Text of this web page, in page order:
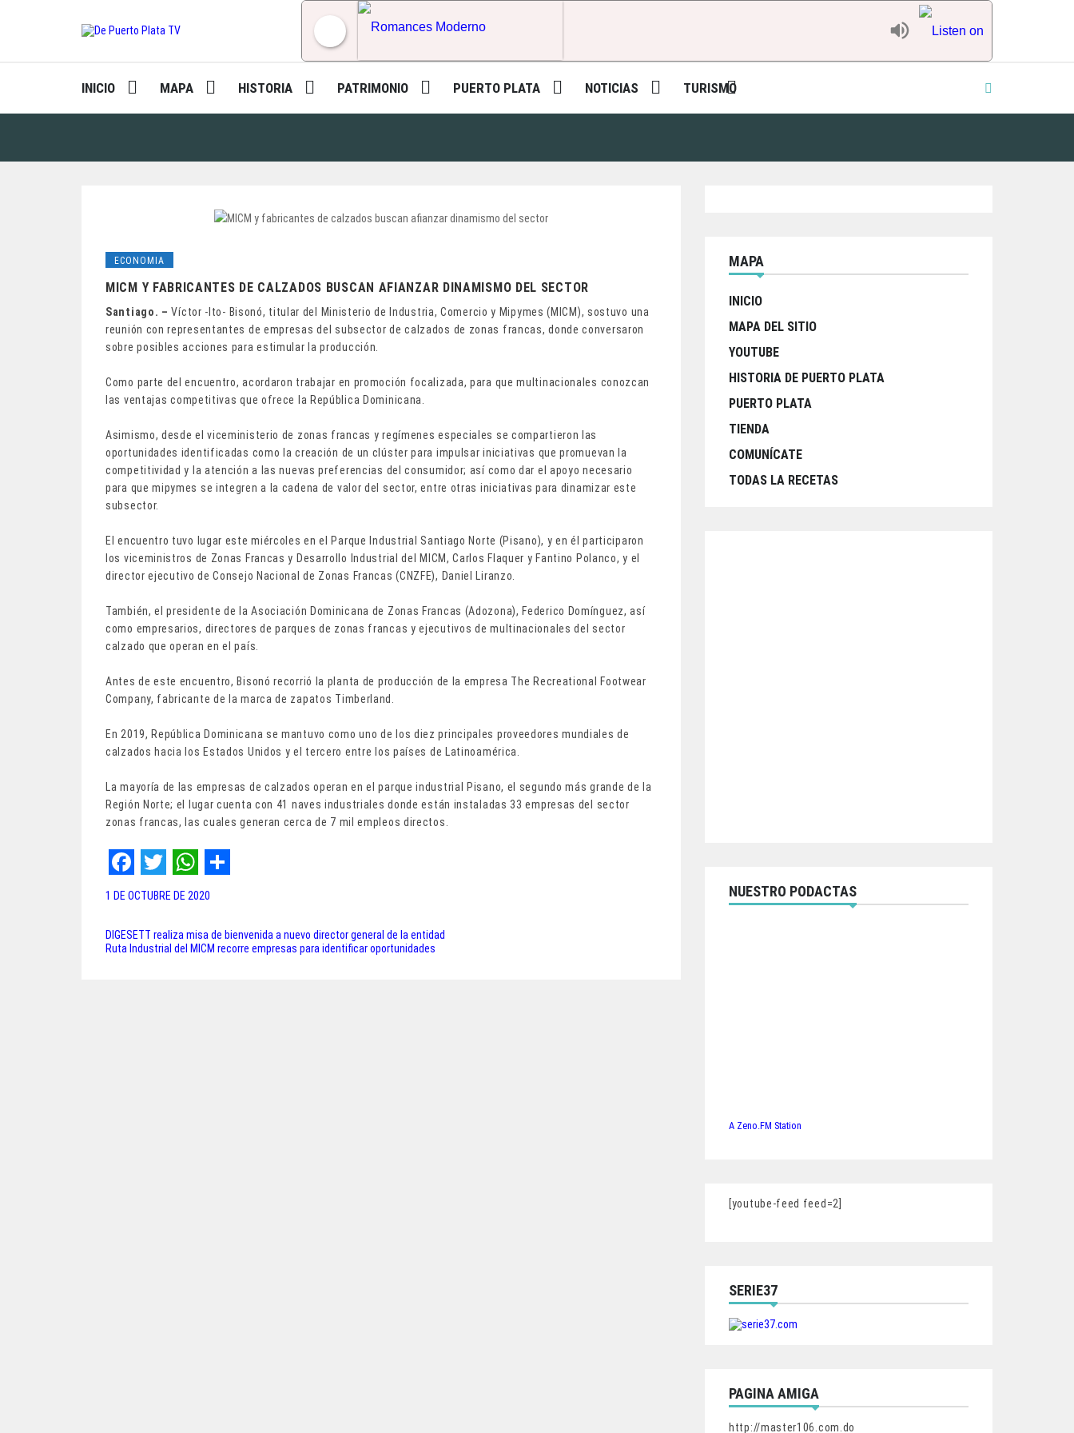
Romances Moderno
INICIO MAPA HISTORIA PATRIMONIO PUERTO PLATA NOTICIAS TURISMO
ECONOMIA
MICM Y FABRICANTES DE CALZADOS BUSCAN AFIANZAR DINAMISMO DEL SECTOR
Santiago. –Víctor -Ito- Bisonó, titular del Ministerio de Industria, Comercio y Mipymes (MICM), sostuvo una
reunión con representantes de empresas del subsector de calzados de zonas francas, donde conversaron
sobre posibles acciones para estimular la producción.
Como parte del encuentro, acordaron trabajar en promoción focalizada, para que multinacionales conozcan
las ventajas competitivas que ofrece la República Dominicana.
Asimismo, desde el viceministerio de zonas francas y regímenes especiales se compartieron las
oportunidades identificadas como la creación de un clúster para impulsar iniciativas que promuevan la
competitividad y la atención a las nuevas preferencias del consumidor; así como dar el apoyo necesario
para que mipymes se integren a la cadena de valor del sector, entre otras iniciativas para dinamizar este
subsector.
El encuentro tuvo lugar este miércoles en el Parque Industrial Santiago Norte (Pisano), y en él participaron
los viceministros de Zonas Francas y Desarrollo Industrial del MICM, Carlos Flaquer y Fantino Polanco, y el
director ejecutivo de Consejo Nacional de Zonas Francas (CNZFE), Daniel Liranzo.
También, el presidente de la Asociación Dominicana de Zonas Francas (Adozona), Federico Domínguez, así
como empresarios, directores de parques de zonas francas y ejecutivos de multinacionales del sector
calzado que operan en el país.
Antes de este encuentro, Bisonó recorrió la planta de producción de la empresa The Recreational Footwear
Company, fabricante de la marca de zapatos Timberland.
En 2019, República Dominicana se mantuvo como uno de los diez principales proveedores mundiales de
calzados hacia los Estados Unidos y el tercero entre los países de Latinoamérica.
La mayoría de las empresas de calzados operan en el parque industrial Pisano, el segundo más grande de la
Región Norte; el lugar cuenta con 41 naves industriales donde están instaladas 33 empresas del sector
zonas francas, las cuales generan cerca de 7 mil empleos directos.
F
c
T
i
W
a
S
a
1 DE OCTUBRE DE 2020
Navegación
DIGESETT realiza misa de bienvenida a nuevo director general de la entidad
Ruta Industrial del MICM recorre empresas para identificar oportunidades
MAPA
INICIO
MAPA DEL SITIO
YOUTUBE
HISTORIA DE PUERTO PLATA
PUERTO PLATA
TIENDA
COMUNÍCATE
TODAS LA RECETAS
NUESTRO PODACTAS
A Zeno.FM Station
[youtube-feed feed=2]
SERIE37
PAGINA AMIGA
http://master106.com.do